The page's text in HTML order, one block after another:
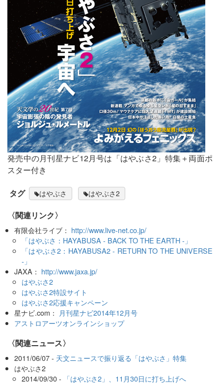
発売中の月刊星ナビ12月号は「はやぶさ2」特集＋両面ポ
スター付き
タグ はやぶさ はやぶさ2
〈関連リンク〉
有限会社ライブ： http://www.live-net.co.jp/
「はやぶさ：HAYABUSA - BACK TO THE EARTH -」
「はやぶさ2：HAYABUSA2 - RETURN TO THE UNIVERSE
-」
JAXA： http://www.jaxa.jp/
はやぶさ2
はやぶさ2特設サイト
はやぶさ2応援キャンペーン
星ナビ.com：
月刊星ナビ2014年12月号
アストロアーツオンラインショップ
〈関連ニュース〉
2011/06/07 - 天文ニュースで振り返る「はやぶさ」特集
はやぶさ2
2014/09/30 -
「はやぶさ2」、11月30日に打ち上げへ